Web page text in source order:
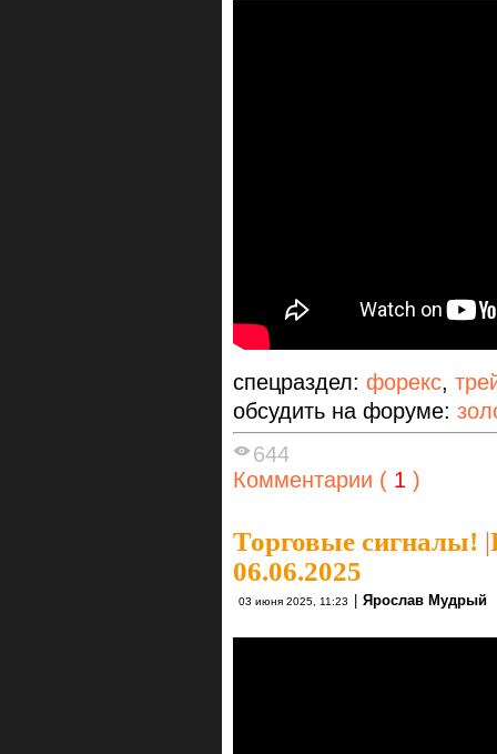
спецраздел: форекс,
обсудить на форуме:
644
Комментарии ( 1 )
Торговые сигналы! |
06.06.2025
03 июня 2025, 11:23 | Ярослав Мудрый